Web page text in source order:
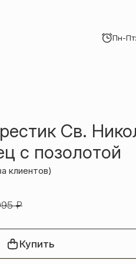
Пн-
Св.
с позолотой
клиентов)
₽
Купить